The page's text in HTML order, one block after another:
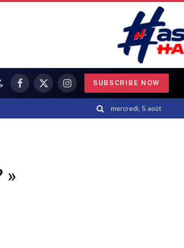
Facebook
X
(Twitter)
Instagram
SUBSCRIBE NOW
mercredi, 5 août
»